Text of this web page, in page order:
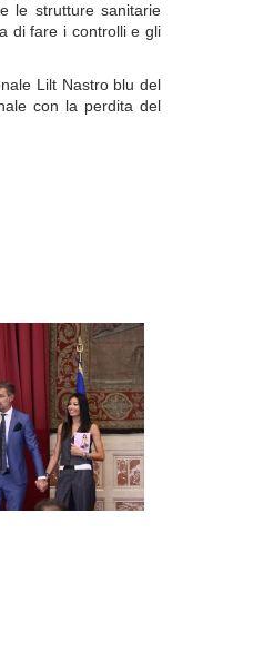
le strutture sanitarie
di fare i controlli e gli
Lilt Nastro blu del
con la perdita del